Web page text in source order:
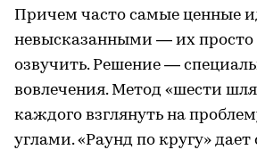
Причем часто самые ценные
невысказанными — их просто
озвучить. Решение —
вовлечения. Метод «шести
каждого взглянуть на
углами. «Раунд по кругу»